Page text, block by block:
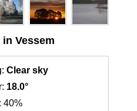
in Vessem
Clear sky
18.0°
40%